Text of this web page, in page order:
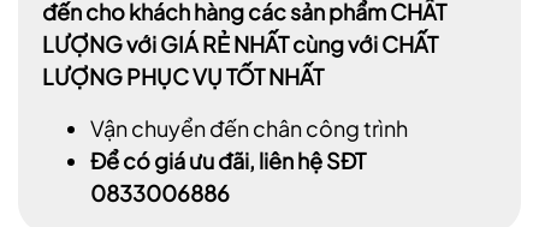
đến cho khách hàng các sản phẩm CHẤT
LƯỢNG với GIÁ RẺ NHẤT cùng với CHẤT
LƯỢNG PHỤC VỤ TỐT NHẤT
Vận chuyển đến chân công trình
Để có giá ưu đãi, liên hệ SĐT
0833006886